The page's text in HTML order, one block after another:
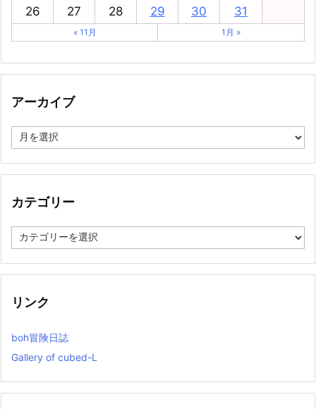
26
27 28 29 30 31
« 11月 1月 »
アーカイブ
ー
イ
カテゴリー
テ
リ
リンク
boh冒険日誌
Gallery of cubed-L